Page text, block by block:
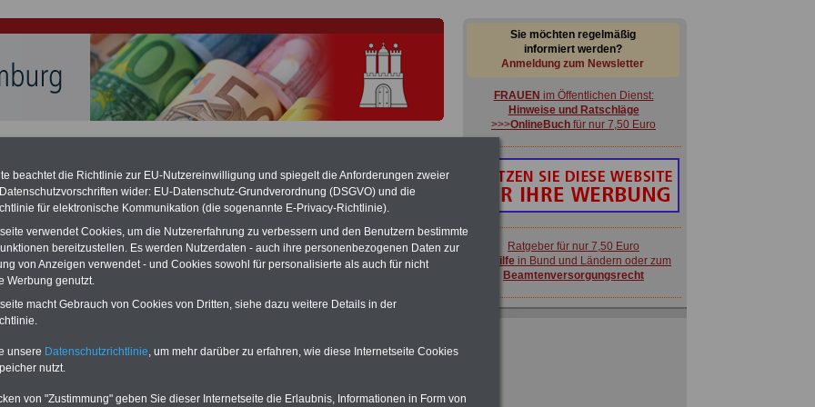
erklärt (Berlin muss bisMärz 2027 eine Neuregelung der
die zun hohen Nachzahlungen führen wird). Auch beim Bund
wird es hohe Nachzahlungen geben (Medienberichten
Broschüre heraus, die unmittelbar nach dem Beschluss des Gesetzentwurfs
vorgelegt wird (wahrscheinlich im Quartal.2026 >>>
zur
der Broschüre.
für Beamtinnen und Beamte der Freien- und
mit drei Ratgebern für nur
Sie möchten regelmäßig
informiert werden?
Anmeldung zum Newsletter
FRAUEN im Öffentlichen Dienst:
Hinweise und Ratschläge
>>>OnlineBuch für nur 7,50 Euro
Ratgeber für nur 7,50 Euro
Beihilfe in Bund und Ländern oder zum
Beamtenversorgungsrecht
beachtet die Richtlinie zur EU-Nutzereinwilligung und spiegelt die Anforderungen zweier
wider: EU-Datenschutz-Grundverordnung (DSGVO) und die
für elektronische Kommunikation (die sogenannte E-Privacy-Richtlinie).
verwendet Cookies, um die Nutzererfahrung zu verbessern und den Benutzern bestimmte
bereitzustellen. Es werden Nutzerdaten - auch ihre personenbezogenen Daten zur
von Anzeigen verwendet - und Cookies sowohl für personalisierte als auch für nicht
Werbung genutzt.
macht Gebrauch von Cookies von Dritten, siehe dazu weitere Details in der
unsere Datenschutzrichtlinie, um mehr darüber zu erfahren, wie diese Internetseite Cookies
nutzt.
von "Zustimmung" geben Sie dieser Internetseite die Erlaubnis, Informationen in Form von